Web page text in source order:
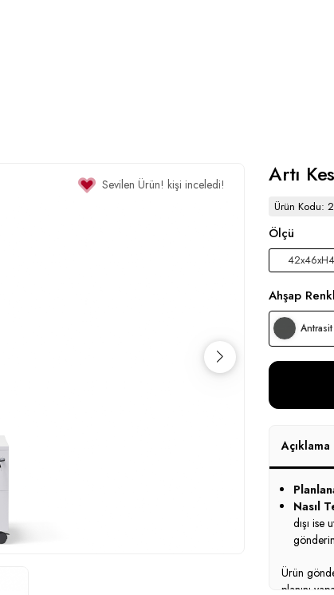
Sevilen Ürün!kişi inceledi! Artı
Ürün Kodu:
Ölçü
Ahşap
Antrasit
Açıklama
Nasıl
dışı
Ürün
planını